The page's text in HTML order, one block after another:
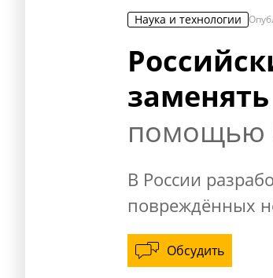
Наука и технологии
помощью
В России
повреждённых
Обсудить